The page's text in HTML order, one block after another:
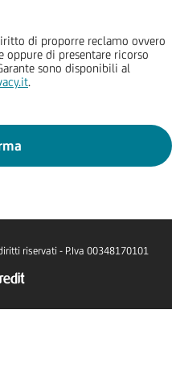
di proporre reclamo ovvero
oppure di presentare ricorso
sono disponibili al
.
riservati - P.Iva 00348170101